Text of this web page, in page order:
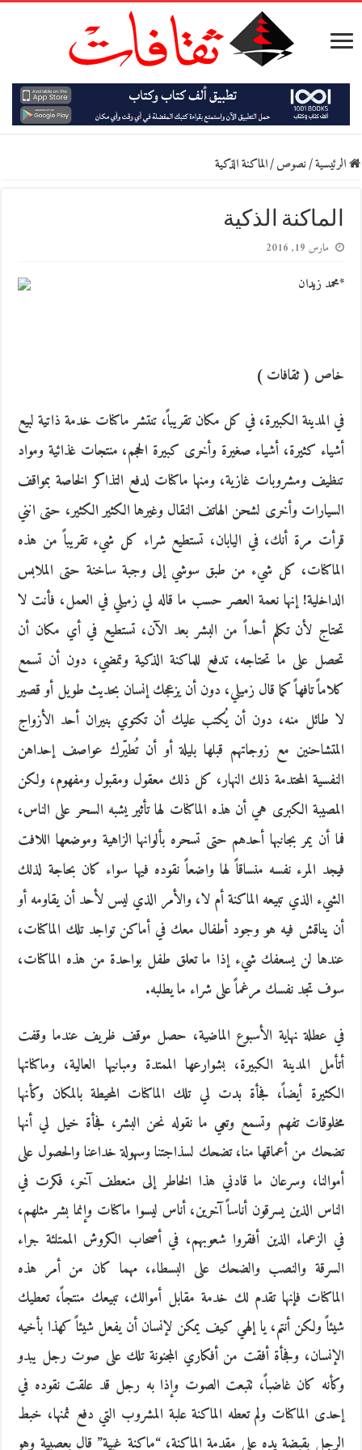
الرئيسية/نصوص/الماكنة الذكية
الماكنة الذكية
مارس 19, 2016
*محمد زيدان
خاص ( ثقافات )
في المدينة الكبيرة، في كل مكان تقريباً، تنتشر ماكنات خدمة ذاتية لبيع
أشياء كثيرة، أشياء صغيرة وأخرى كبيرة الحجم، منتجات غذائية ومواد
تنظيف ومشروبات غازية، ومنها ماكنات لدفع التذاكر الخاصة بمواقف
السيارات وأخرى لشحن الهاتف النقال وغيرها الكثير الكثير، حتى انني
قرأت مرة أنك، في اليابان، تستطيع شراء كل شيء تقريباً من هذه
الماكنات، كل شيء من طبق سوشي إلى وجبة ساخنة حتى الملابس
الداخلية! إنها نعمة العصر حسب ما قاله لي زميلي في العمل، فأنت لا
تحتاج لأن تكلم أحداً من البشر بعد الآن، تستطيع في أي مكان أن
تحصل على ما تحتاجه، تدفع للماكنة الذكية وتمضي، دون أن تسمع
كلاماً تافهاً كما قال زميلي، دون أن يزعجك إنسان بحديث طويل أو قصير
لا طائل منه، دون أن يُكتب عليك أن تكتوي بنيران أحد الأزواج
المتشاحنين مع زوجاتهم قبلها بليلة أو أن تُطيّرك عواصف إحداهن
النفسية المحتدمة ذلك النهار، كل ذلك معقول ومقبول ومفهوم، ولكن
المصيبة الكبرى هي أن هذه الماكنات لها تأثير يشبه السحر على الناس،
فما أن يمر بجانبها أحدهم حتى تسحره بألوانها الزاهية وموضعها اللافت
فيجد المرء نفسه منساقاً لها واضعاً نقوده فيها سواء كان بحاجة لذلك
الشيء الذي تبيعه الماكنة أم لا، والأمر الذي ليس لأحد أن يقاومه أو
أن يناقش فيه هو وجود أطفال معك في أماكن تواجد تلك الماكنات،
عندها لن يسعفك شيء إذا ما تعلق طفل بواحدة من هذه الماكنات،
سوف تجد نفسك مرغماً على شراء ما يطلبه.
في عطلة نهاية الأسبوع الماضية، حصل موقف ظريف عندما وقفت
أتأمل المدينة الكبيرة، بشوارعها الممتدة ومبانيها العالية، وماكناتها
الكثيرة أيضاً، فجأة بدت لي تلك الماكنات المحيطة بالمكان وكأنها
مخلوقات تفهم وتسمع وتعي ما نقوله نحن البشر، فجأة خيل لي أنها
تضحك من أعماقها منا، تضحك لسذاجتنا وسهولة خداعنا والحصول على
أموالنا، وسرعان ما قادني هذا الخاطر إلى منعطف آخر، فكرت في
الناس الذين يسرقون أناساً آخرين، أناس ليسوا ماكنات وإنما بشر مثلهم،
في الزعماء الذين أفقروا شعوبهم، في أصحاب الكروش الممتلئة جراء
السرقة والنصب والضحك على البسطاء، مهما كان من أمر هذه
الماكنات فإنها تقدم لك خدمة مقابل أموالك، تبيعك منتجاً، تعطيك
شيئاً ولكن أنتم، يا إلهي كيف يمكن لإنسان أن يفعل شيئاً كهذا بأخيه
الإنسان، وفجأة أفقت من أفكاري المجنونة تلك على صوت رجل يبدو
وكأنه كان غاضباً، تتبعت الصوت وإذا به رجل قد علقت نقوده في
إحدى الماكنات ولم تعطه الماكنة علبة المشروب التي دفع ثمنها، خبط
الرجل بقبضة يده على مقدمة الماكنة، “ماكنة غبية” قال بعصبية وهو